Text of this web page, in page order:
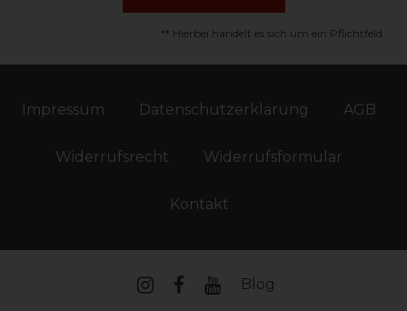
** Hierbei handelt es sich um ein Pflichtfeld.
Impressum Daten­schutz­erklärung AGB
Widerrufs­recht Widerrufs­formular
Kontakt
Blog